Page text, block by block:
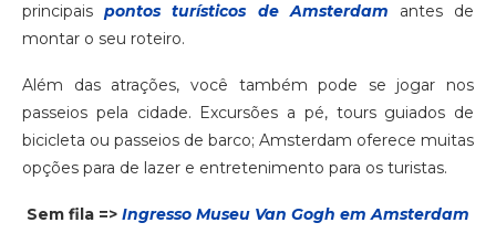
principaispontos turísticos de Amsterdam antes de
montar o seu roteiro.
Além das atrações, você também pode se jogar nos
passeios pela cidade. Excursões a pé, tours guiados de
bicicleta ou passeios de barco; Amsterdam oferece muitas
opções para de lazer e entretenimento para os turistas.
Sem fila => Ingresso Museu Van Gogh em Amsterdam